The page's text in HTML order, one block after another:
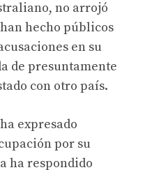
no arrojó
hecho públicos
en su
de presuntamente
con otro país.
expresado
por su
ha respondido